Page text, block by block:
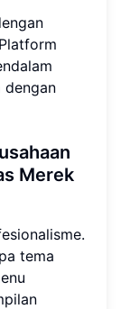
dengan
Merek
tema